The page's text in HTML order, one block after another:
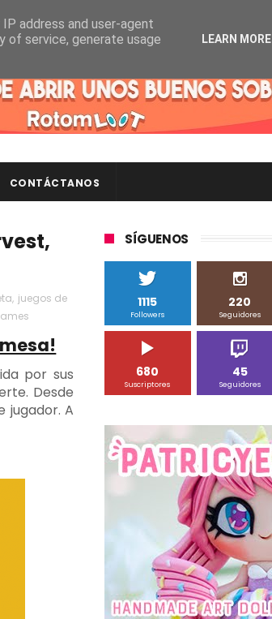
CONTÁCTANOS
, juegos de
por sus
Desde
jugador. A
SÍGUENOS
1115
Followers
220
Seguidores
680
Suscriptores
45
Seguidores
address and user-agent
of service, generate usage
LEARN MORE